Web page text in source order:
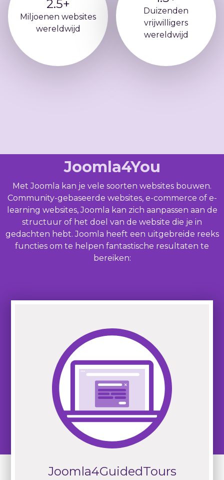
2.5+
Miljoenen websites
wereldwijd
Duizenden
vrijwilligers
wereldwijd
Joomla4You
Met Joomla kan je vele soorten websites bouwen.
Community-gebaseerde websites, e-commerce of e-
learning websites, Joomla kan zich aanpassen aan de
structuur of het doel van de website die je in
gedachten hebt. Joomla heeft een uitgebreide reeks
functies om te helpen fantastische resultaten te
bereiken:
Joomla4GuidedTours